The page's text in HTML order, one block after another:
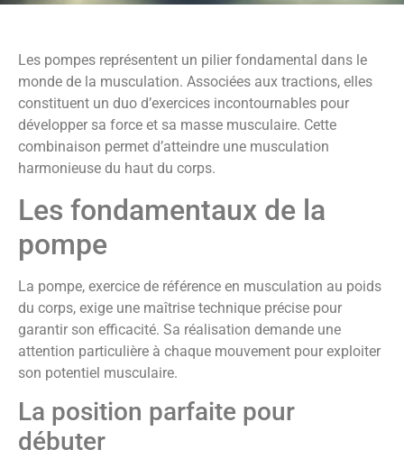
Les pompes représentent un pilier fondamental dans le
monde de la musculation. Associées aux tractions, elles
constituent un duo d’exercices incontournables pour
développer sa force et sa masse musculaire. Cette
combinaison permet d’atteindre une musculation
harmonieuse du haut du corps.
Les fondamentaux de la
pompe
La pompe, exercice de référence en musculation au poids
du corps, exige une maîtrise technique précise pour
garantir son efficacité. Sa réalisation demande une
attention particulière à chaque mouvement pour exploiter
son potentiel musculaire.
La position parfaite pour
débuter